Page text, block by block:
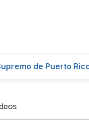
de Puerto